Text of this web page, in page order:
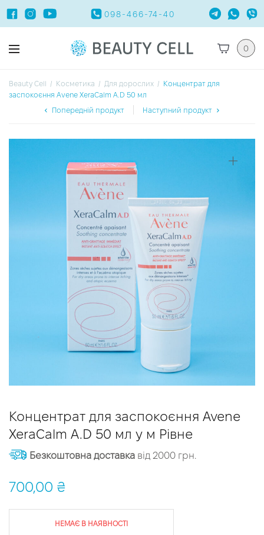
098-466-74-40
0
Beauty Cell / Косметика / Для дорослих /
Концентрат для
заспокоєння Avene XeraCalm A.D 50 мл
Попередній продукт
Наступний продукт
Концентрат для заспокоєння Avene
XeraCalm A.D 50 мл у м Рівне
Безкоштовна доставка від 2000 грн.
700,00₴
НЕМАЄ В НАЯВНОСТІ